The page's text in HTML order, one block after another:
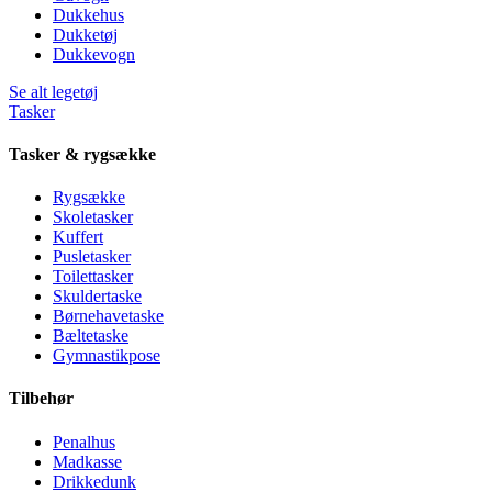
Dukkehus
Dukketøj
Dukkevogn
Se alt legetøj
Tasker
Tasker & rygsække
Rygsække
Skoletasker
Kuffert
Pusletasker
Toilettasker
Skuldertaske
Børnehavetaske
Bæltetaske
Gymnastikpose
Tilbehør
Penalhus
Madkasse
Drikkedunk